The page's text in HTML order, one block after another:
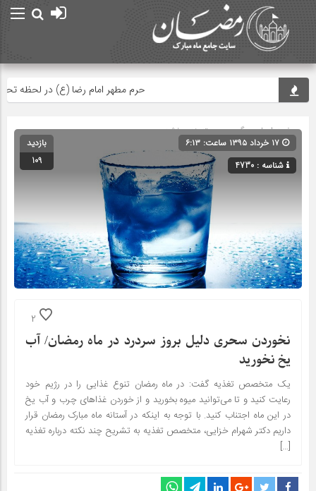
حرم مطهر امام رضا (ع) در لحظه تحویل
صفحه اصلی» گروه » دسته‌بندی نشده
شناسه : 4730
بازدید
109
2
نخوردن سحری دلیل بروز سردرد در ماه رمضان/ آب
یخ نخورید
یک متخصص تغذیه گفت: در ماه رمضان تنوع غذایی را در رژیم خود
رعایت کنید و تا می‌توانید میوه بخورید و از خوردن غذاهای چرب و آب یخ
در این ماه اجتناب کنید. با توجه به اینکه در آستانه ماه مبارک رمضان قرار
داریم دکتر شهرام خزایی، متخصص تغذیه به تشریح چند نکته درباره تغذیه
[…]